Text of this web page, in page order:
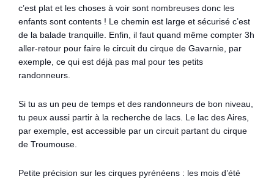
c’est plat et les choses à voir sont nombreuses donc les
enfants sont contents ! Le chemin est large et sécurisé c’est
de la balade tranquille. Enfin, il faut quand même compter 3h
aller-retour pour faire le circuit du cirque de Gavarnie, par
exemple, ce qui est déjà pas mal pour tes petits
randonneurs.
Si tu as un peu de temps et des randonneurs de bon niveau,
tu peux aussi partir à la recherche de lacs. Le lac des Aires,
par exemple, est accessible par un circuit partant du cirque
de Troumouse.
Petite précision sur les cirques pyrénéens : les mois d’été